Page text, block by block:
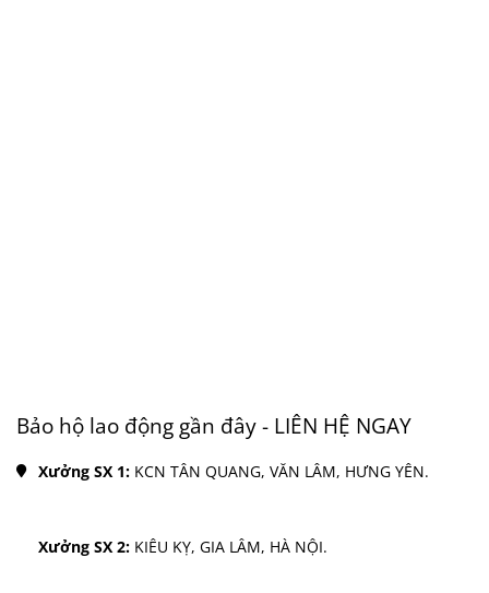
Bảo hộ lao động gần đây - LIÊN HỆ NGAY
Xưởng SX 1: KCN TÂN QUANG, VĂN LÂM, HƯNG YÊN.
Xưởng SX 2: KIÊU KỴ, GIA LÂM, HÀ NỘI.